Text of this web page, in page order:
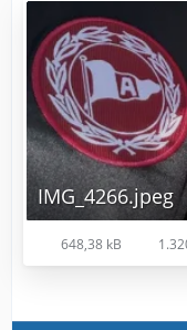
IMG_4266.jpeg
648,38 kB